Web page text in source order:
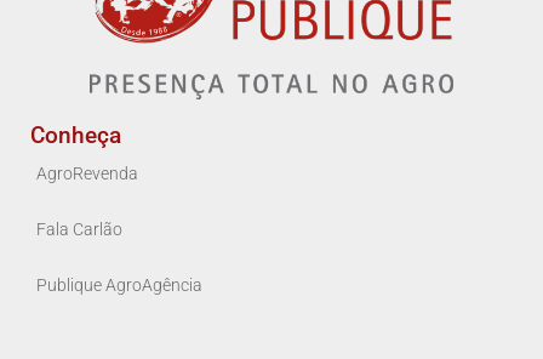
Conheça
AgroRevenda
Fala Carlão
Publique AgroAgência